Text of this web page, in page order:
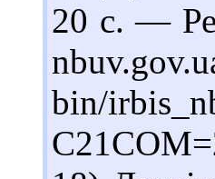
20 с. —
bin/